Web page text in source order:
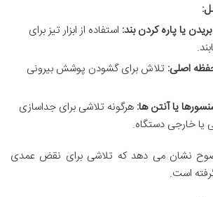
یا پاره کردن بند: استفاده از ابزار تیز برای
اصلی: تلاش برای گشودن پوشش بیرونی
یا آنتن ها: هرگونه تلاشی برای جداسازی
یا خارجی دستگاه.
نشان می دهد که تلاشی برای نقض عمدی
است.